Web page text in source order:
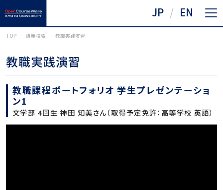
JP EN
TOP 講義検索 教職実践演習
教職実践演習
教職課程ポートフォリオ 学生プレゼンテーショ
ン1
文学部 4回生 神田 知美さん（取得予定免許：高等学校 英語）